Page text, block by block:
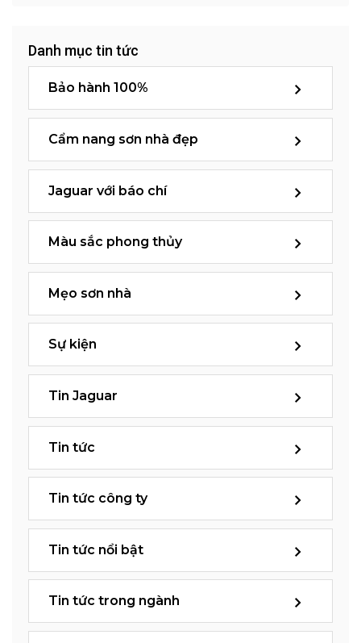
Danh mục tin tức
Bảo hành 100%
Cẩm nang sơn nhà đẹp
Jaguar với báo chí
Màu sắc phong thủy
Mẹo sơn nhà
Sự kiện
Tin Jaguar
Tin tức
Tin tức công ty
Tin tức nổi bật
Tin tức trong ngành